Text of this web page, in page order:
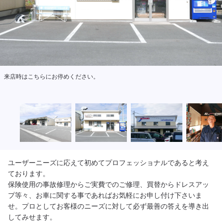
様々なお車のメンテナンスが可能です！
ユーザーニーズに応えて初めてプロフェッショナルであると考え
ております。
保険使用の事故修理からご実費でのご修理、買替からドレスアッ
プ等々、お車に関する事であればお気軽にお申し付け下さいま
せ。プロとしてお客様のニーズに対して必ず最善の答えを導き出
してみせます。